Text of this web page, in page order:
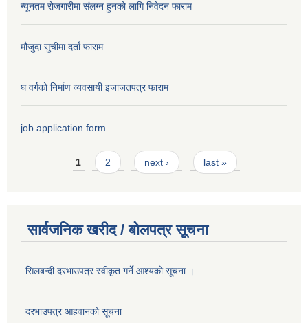
न्यूनतम रोजगारीमा संलग्न हुनको लागि निवेदन फाराम
मौजुदा सुचीमा दर्ता फाराम
घ वर्गको निर्माण व्यवसायी इजाजतपत्र फाराम
job application form
Pages1 2 next › last »
सार्वजनिक खरीद / बोलपत्र सूचना
सिलबन्दी दरभाउपत्र स्वीकृत गर्ने आश्यको सूचना ।
दरभाउपत्र आहवानको सूचना